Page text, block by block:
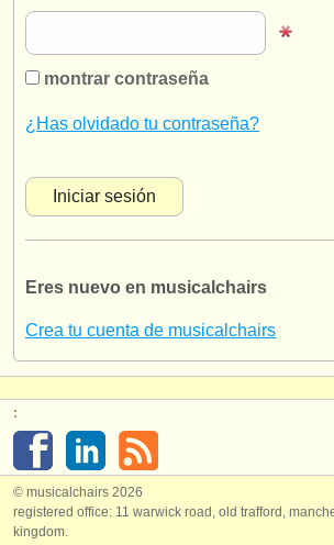
instrumentos en venta
instrumentos robados
orquestas y teatros
jóvenes orquestas
musicalchairs:
acerca de musicalchairs
fuentes rss
noticias sobre música clásica
montrar contraseña
¿Has olvidado tu contraseña?
Eres nuevo en musicalchairs
Crea tu cuenta de musicalchairs
:
© musicalchairs 2026
registered office: 11 warwick road, old trafford,
kingdom.